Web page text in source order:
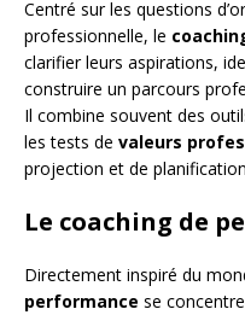
Centré sur les questions
professionnelle, le
clarifier leurs aspirations,
construire un parcours
Il combine souvent des
les tests de valeurs
projection et de
Le coaching de
Directement inspiré du
performance se